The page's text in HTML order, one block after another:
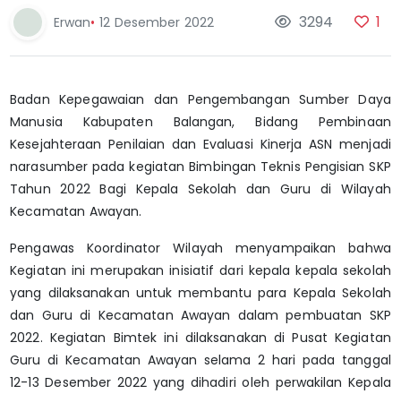
Erwan• 12 Desember 2022 3294 1
Badan Kepegawaian dan Pengembangan Sumber Daya
Manusia Kabupaten Balangan, Bidang Pembinaan
Kesejahteraan Penilaian dan Evaluasi Kinerja ASN menjadi
narasumber pada kegiatan Bimbingan Teknis Pengisian SKP
Tahun 2022 Bagi Kepala Sekolah dan Guru di Wilayah
Kecamatan Awayan.
Pengawas Koordinator Wilayah menyampaikan bahwa
Kegiatan ini merupakan inisiatif dari kepala kepala sekolah
yang dilaksanakan untuk membantu para Kepala Sekolah
dan Guru di Kecamatan Awayan dalam pembuatan SKP
2022. Kegiatan Bimtek ini dilaksanakan di Pusat Kegiatan
Guru di Kecamatan Awayan selama 2 hari pada tanggal
12-13 Desember 2022 yang dihadiri oleh perwakilan Kepala